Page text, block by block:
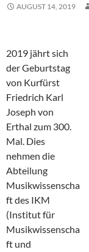
AUGUST 14, 2019
2019 jährt sich
der Geburtstag
von Kurfürst
Friedrich Karl
Joseph von
Erthal zum 300.
Mal. Dies
nehmen die
Abteilung
Musikwissenscha
ft des IKM
(Institut für
Musikwissenscha
ft und